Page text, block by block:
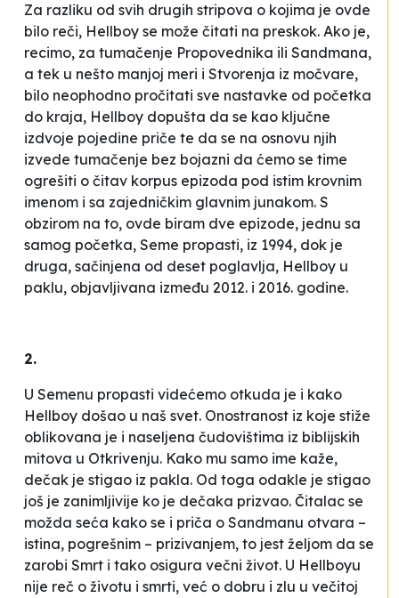
Za razliku od svih drugih stripova o kojima je ovde
bilo reči, Hellboy se može čitati na preskok. Ako je,
recimo, za tumačenje Propovednika ili Sandmana,
a tek u nešto manjoj meri i Stvorenja iz močvare,
bilo neophodno pročitati sve nastavke od početka
do kraja, Hellboy dopušta da se kao ključne
izdvoje pojedine priče te da se na osnovu njih
izvede tumačenje bez bojazni da ćemo se time
ogrešiti o čitav korpus epizoda pod istim krovnim
imenom i sa zajedničkim glavnim junakom. S
obzirom na to, ovde biram dve epizode, jednu sa
samog početka, Seme propasti, iz 1994, dok je
druga, sačinjena od deset poglavlja, Hellboy u
paklu, objavljivana između 2012. i 2016. godine.
2.
U Semenu propasti videćemo otkuda je i kako
Hellboy došao u naš svet. Onostranost iz koje stiže
oblikovana je i naseljena čudovištima iz biblijskih
mitova u Otkrivenju. Kako mu samo ime kaže,
dečak je stigao iz pakla. Od toga odakle je stigao
još je zanimljivije ko je dečaka prizvao. Čitalac se
možda seća kako se i priča o Sandmanu otvara –
istina, pogrešnim – prizivanjem, to jest željom da se
zarobi Smrt i tako osigura večni život. U Hellboyu
nije reč o životu i smrti, već o dobru i zlu u večitoj